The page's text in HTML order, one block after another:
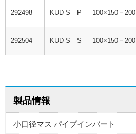
292498 KUD-S P 100×150－200
292504 KUD-S S 100×150－200
製品情報
小口径マス パイプインバート